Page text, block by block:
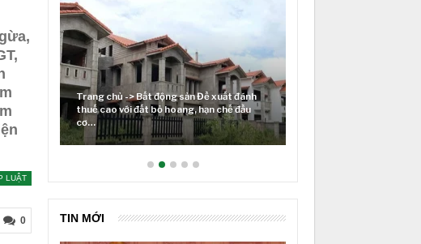
LUẬT
0
động sản Đề xuất đánh
bỏ hoang, hạn chế đầu
Lãi suất neo cao và cuộc tái cơ cấu trên
thị trường BĐS
TIN MỚI